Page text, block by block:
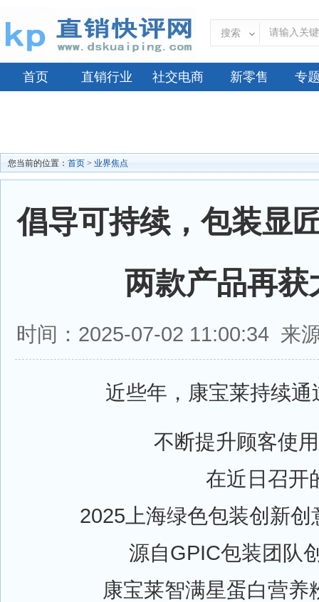
搜索
首页 直销行业 社交电商 新零售 专
您当前的位置： 首页 > 业界焦点
倡导可持续，包装显
两款产品再获
时间：2025-07-02 11:00:34 来
近些年，康宝莱持续通
不断提升顾客使用
在近日召开
2025上海绿色包装创新创
源自GPIC包装团队
康宝莱智满星蛋白营养